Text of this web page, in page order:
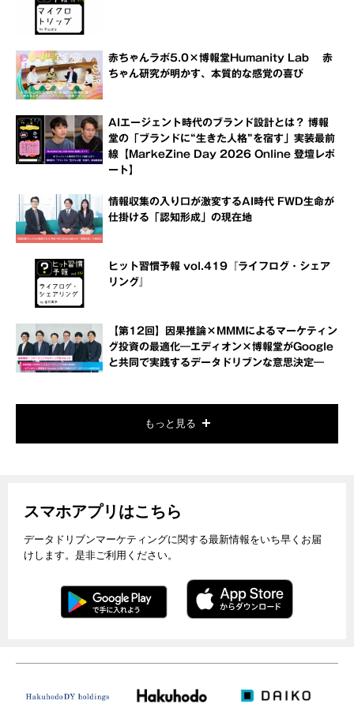
赤ちゃんラボ5.0×博報堂Humanity Lab 赤
ちゃん研究が明かす、本質的な感覚の喜び
AIエージェント時代のブランド設計とは？ 博報
堂の「ブランドに“生きた人格”を宿す」実装最前
線【MarkeZine Day 2026 Online 登壇レポ
ート】
情報収集の入り口が激変するAI時代 FWD生命が
仕掛ける「認知形成」の現在地
ヒット習慣予報 vol.419『ライフログ・シェア
リング』
【第12回】因果推論×MMMによるマーケティン
グ投資の最適化―エディオン×博報堂がGoogle
と共同で実践するデータドリブンな意思決定―
もっと見る
スマホアプリはこちら
データドリブンマーケティングに関する最新情報をいち早くお届
けします。是非ご利用ください。